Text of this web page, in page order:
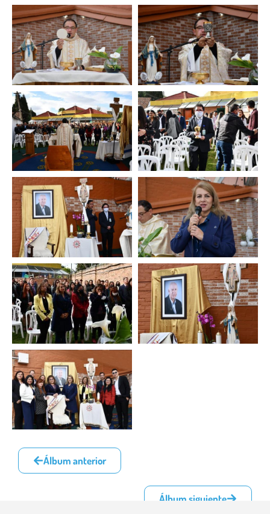
Álbum anterior
Álbum siguiente